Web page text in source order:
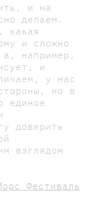
и на
делаем.
какая
и сложно
например,
и
у нас
но в
единое
доверить
взглядом
Фестиваль